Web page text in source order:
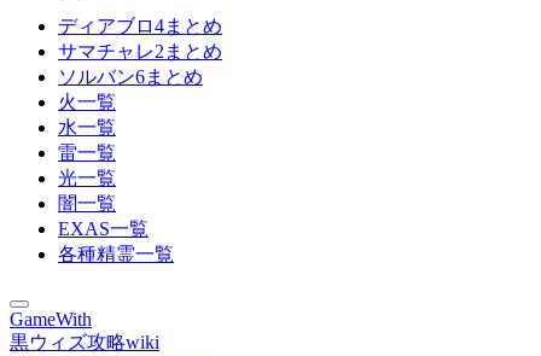
ディアブロ4まとめ
サマチャレ2まとめ
ソルバン6まとめ
火一覧
水一覧
雷一覧
光一覧
闇一覧
EXAS一覧
各種精霊一覧
GameWith
黒ウィズ攻略wiki